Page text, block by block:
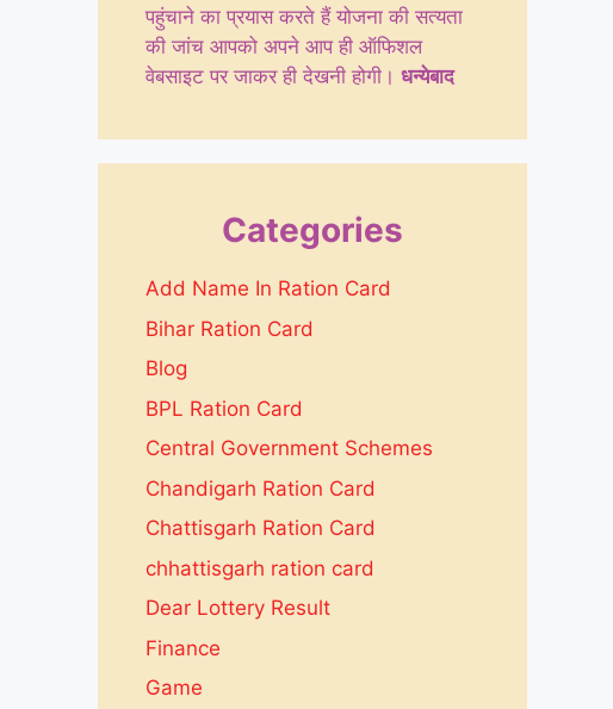
पहुंचाने का प्रयास करते हैं योजना की सत्यता
की जांच आपको अपने आप ही ऑफिशल
वेबसाइट पर जाकर ही देखनी होगी। धन्येबाद
Categories
Add Name In Ration Card
Bihar Ration Card
Blog
BPL Ration Card
Central Government Schemes
Chandigarh Ration Card
Chattisgarh Ration Card
chhattisgarh ration card
Dear Lottery Result
Finance
Game